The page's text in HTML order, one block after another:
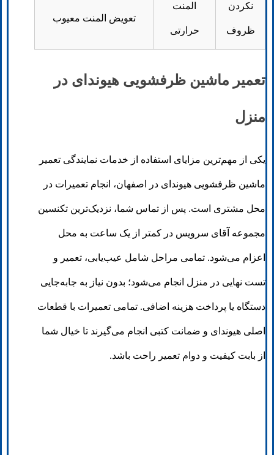
نکردن
ظروف
المنت
حرارتی
تعویض المنت معیوب
تعمیر ماشین ظرفشویی هیوندای در
منزل
یکی از مهم‌ترین مزایای استفاده از خدمات نمایندگی تعمیر
ماشین ظرفشویی هیوندای در اصفهان، انجام تعمیرات در
محل مشتری است. پس از تماس شما، نزدیک‌ترین تکنسین
مجموعه آقای سرویس در کمتر از یک ساعت به محل
اعزام می‌شود. تمامی مراحل شامل عیب‌یابی، تعمیر و
تست نهایی در منزل انجام می‌شود؛ بدون نیاز به جابه‌جایی
دستگاه یا پرداخت هزینه اضافی. تمامی تعمیرات با قطعات
اصلی هیوندای و ضمانت کتبی انجام می‌گیرند تا خیال شما
از بابت کیفیت و دوام تعمیر راحت باشد.